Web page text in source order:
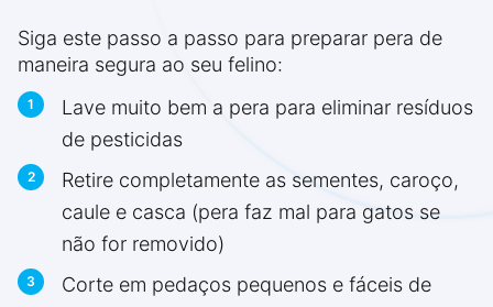
Siga este passo a passo para preparar pera de
maneira segura ao seu felino:
Lave muito bem a pera para eliminar resíduos
de pesticidas
Retire completamente as sementes, caroço,
caule e casca (pera faz mal para gatos se
não for removido)
Corte em pedaços pequenos e fáceis de